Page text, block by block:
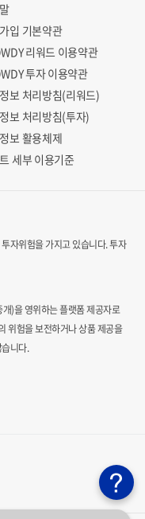
입 기본약관
리워드 이용약관
투자 이용약관
보 처리방침(리워드)
보 처리방침(투자)
보 활용체제
세부 이용기준
자위험을 가지고 있습니다.투자
)을 영위하는 플랫폼 제공자로
위험을 보전하거나 상품 제공을
니다.